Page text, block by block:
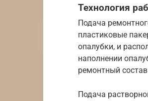
Технология
Подача
пластиковые
опалубки, и
наполнении
ремонтный
Подача